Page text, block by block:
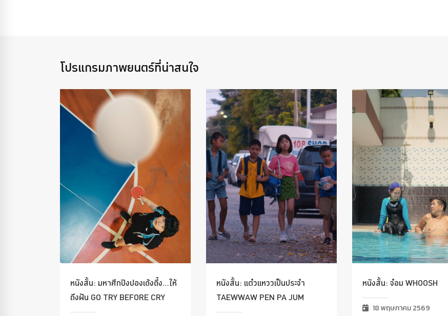
โปรแกรมภาพยนตร์ที่น่าสนใจ
หนังสั้น: มหาศึกปิงปองเด้งดึ๋ง…ให้
ถึงฝัน GO TRY BEFORE CRY
หนังสั้น: แต๋วแหววเป็นประจำ
TAEWWAW PEN PA JUM
หนังสั้น: จ๋อม WHOOSH
18 พฤษภาคม 2569